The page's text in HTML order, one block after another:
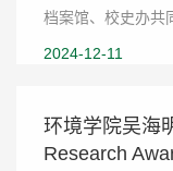
档案馆、校史办共
识竞赛，并取得优
2024-12-11
环境学院吴海
Research